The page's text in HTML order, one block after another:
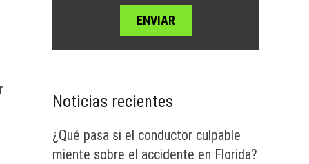
Noticias recientes
¿Qué pasa si el conductor culpable
miente sobre el accidente en Florida?